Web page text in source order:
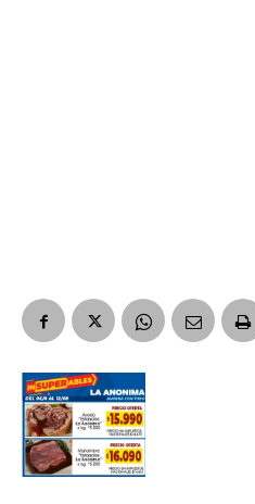
Nombre
Apellidos
Número de teléfono